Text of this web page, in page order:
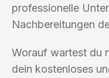
professionelle
Nachbereitungen
Worauf wartest du
dein kostenloses